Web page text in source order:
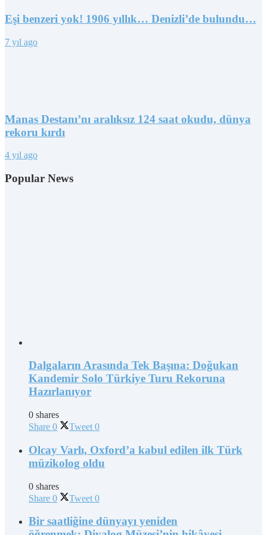
Eşi benzeri yok! 1906 yıllık… Denizli’de bulundu…
7 yıl ago
Manas Destanı’nı aralıksız 124 saat okudu, dünya
rekoru kırdı
4 yıl ago
Popular News
Dalgaların Arasında Tek Başına: Doğukan
Kandemir Solo Türkiye Turu Rekoruna
Hazırlanıyor
0 shares
Share 0 Tweet 0
Olcay Varlı, Oxford’a kabul edilen ilk Türk
müzikolog oldu
0 shares
Share 0 Tweet 0
Bir saatliğine dünyayı yeniden